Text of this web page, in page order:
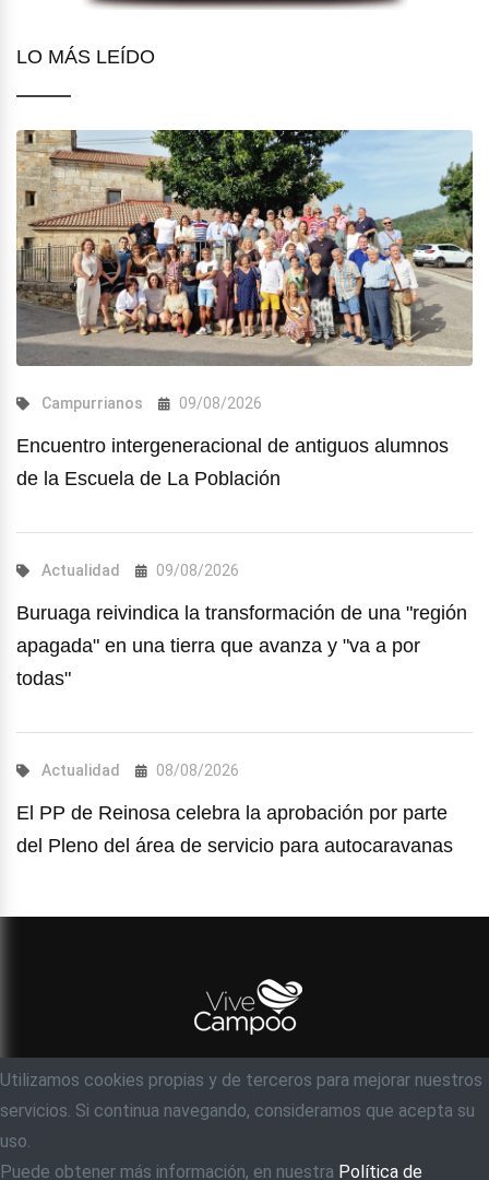
Utilizamos cookies propias y de terceros para mejorar nuestros
servicios. Si continua navegando, consideramos que acepta su
uso.
Puede obtener más información, en nuestra Política de
LO MÁS LEÍDO
Campurrianos 09/08/2026
Encuentro intergeneracional de antiguos alumnos
de la Escuela de La Población
Actualidad 09/08/2026
Buruaga reivindica la transformación de una "región
apagada" en una tierra que avanza y "va a por
todas"
Actualidad 08/08/2026
El PP de Reinosa celebra la aprobación por parte
del Pleno del área de servicio para autocaravanas
© Objetivo 35 milímetros, S.C
Acerca de Contacto Ayuda
Aviso legal